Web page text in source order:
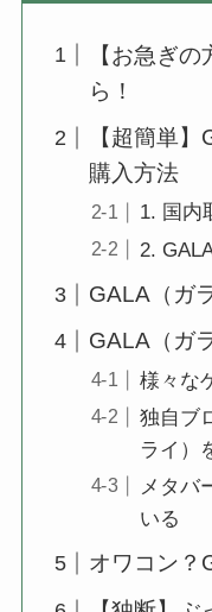
【お急ぎ
ら！
【超簡単
購入方法
1. 国内
2.
GALA（ガ
GALA（ガ
様々な
独自ブ
ライ）
メタバ
いる
オワコン？